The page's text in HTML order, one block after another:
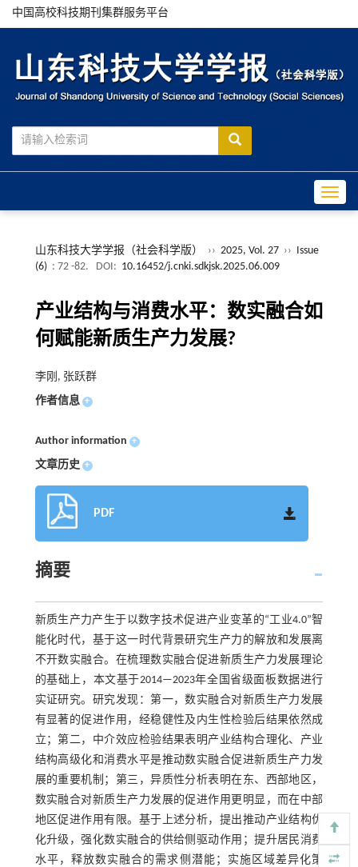
中国高校科技期刊集群服务平台
山东科技大学学报（社会科学版） ›› 2025, Vol. 27 ›› Issue
(6) : 72 -82. DOI: 10.16452/j.cnki.sdkjsk.2025.06.009
产业结构与消费水平：数实融合如
何赋能新质生产力发展?
李刚, 张跃群
作者信息 +
Author information +
文章历史 +
PDF
摘要
新质生产力产生于以数字技术促进产业变革的“工业4.0”智
能化时代，基于这一时代背景研究生产力的解放和发展离
不开数实融合。在梳理数实融合促进新质生产力发展理论
的基础上，本文基于2014—2023年全国省级面板数据进行
实证研究。研究发现：第一，数实融合对新质生产力发展
有显著的促进作用，经稳健性及内生性检验后结果依然成
立；第二，中介效应检验结果表明产业结构合理化、产业
结构高级化和消费水平是推动数实融合促进新质生产力发
展的重要机制；第三，异质性分析表明在东、西部地区，
数实融合对新质生产力发展的促进作用更明显，而在中部
地区促进作用有限。基于上述分析，提出推动产业结构优
化升级，强化数实融合的供给侧驱动作用；提升居民消费
水平，释放数实融合的需求侧潜能；实施区域差异化策